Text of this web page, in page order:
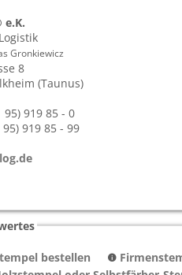
e.K.
Gronkiewicz
8
(Taunus)
95) 919 85 - 0
95) 919 85 - 99
bestellen